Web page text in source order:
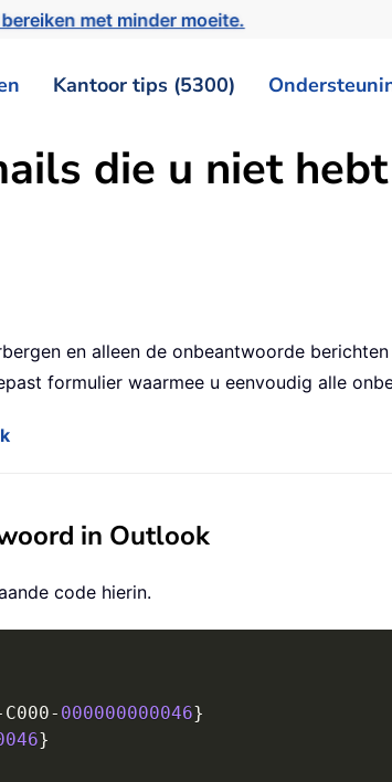
met minder moeite.
Kantoor tips (5300)
die u niet
en alleen de onbeantwoorde
formulier waarmee u eenvoudig alle
in Outlook
code hierin.
C000- 000000000046}
}